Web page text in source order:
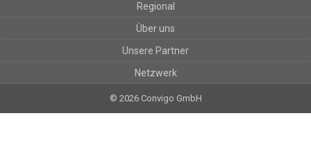
Regional
Über uns
Unsere Partner
Netzwerk
© 2026 Convigo GmbH